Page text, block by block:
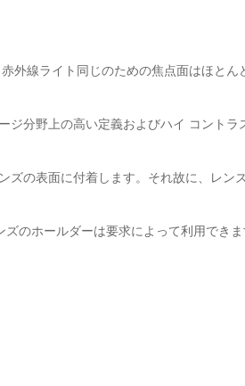
線ライト同じのための焦点面はほと
分野上の高い定義およびハイ コント
の表面に付着します。それ故に、レ
のホールダーは要求によって利用できま